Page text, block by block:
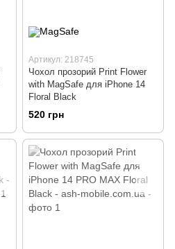
Артикул: 218745
Чохол прозорий Print Flower
with MagSafe для iPhone 14
Floral Black
520 грн